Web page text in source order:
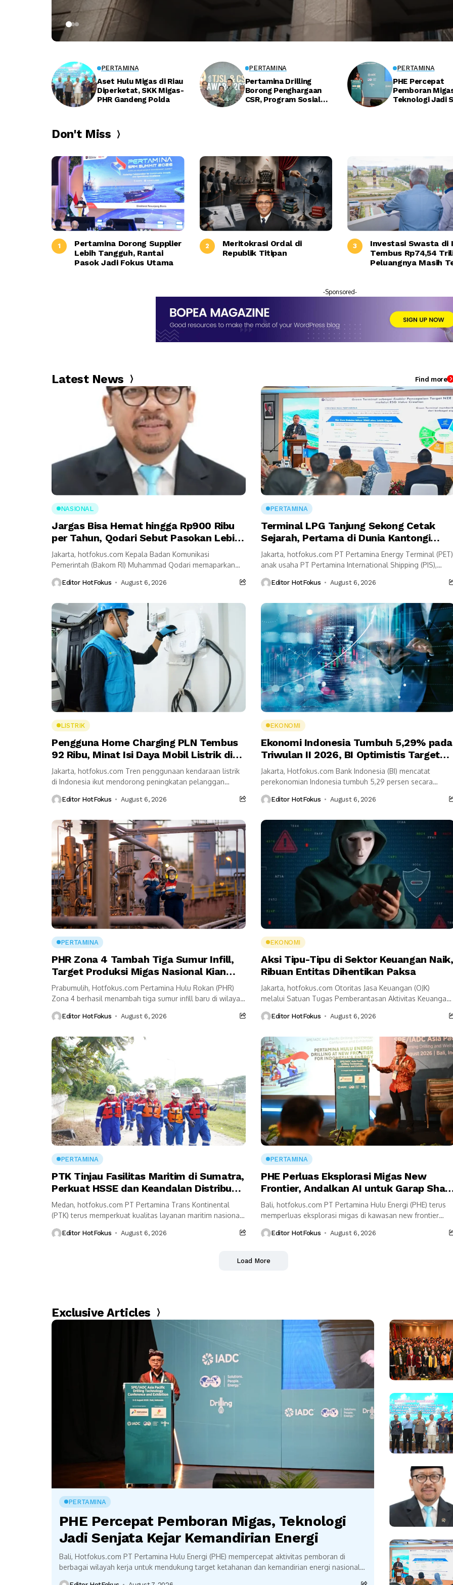
PERTAMINA
Aset Hulu Migas di Riau
Diperketat, SKK Migas-
PHR Gandeng Polda
PERTAMINA
Pertamina Drilling
Borong Penghargaan
CSR, Program Sosial
PERTAMINA
PHE Percepat
Pemboran
Teknologi Jadi
Don't Miss
Pertamina Dorong Supplier
Lebih Tangguh, Rantai
Pasok Jadi Fokus Utama
Meritokrasi Ordal di
Republik Titipan
Investasi Swasta di
Tembus Rp74,54
Peluangnya Masih
-Sponsored-
Latest News Find more
NASIONAL
Jargas Bisa Hemat hingga Rp900 Ribu
per Tahun, Qodari Sebut Pasokan Lebih
Praktis
Jakarta, hotfokus.com Kepala Badan Komunikasi
Pemerintah (Bakom RI) Muhammad Qodari memaparkan
Rumah Tangga (Jargas). Menurutnya, layanan...
Editor HotFokus August 6, 2026
PERTAMINA
Terminal LPG Tanjung Sekong Cetak
Sejarah, Pertama di Dunia Kantongi
Sertifikasi Green Terminal
Jakarta, hotfokus.com PT Pertamina Energy Terminal
anak usaha PT Pertamina International Shipping (PIS),
Sekong. Fasilitas...
Editor HotFokus August 6, 2026
LISTRIK
Pengguna Home Charging PLN Tembus
92 Ribu, Minat Isi Daya Mobil Listrik di
Rumah Terus Naik
Jakarta, hotfokus.com Tren penggunaan kendaraan listrik
di Indonesia ikut mendorong peningkatan pelanggan
(Persero). Sepanjang Semester...
Editor HotFokus August 6, 2026
EKONOMI
Ekonomi Indonesia Tumbuh 5,29% pada
Triwulan II 2026, BI Optimistis Target
Tahunan Tercapai
Jakarta, Hotfokus.com Bank Indonesia (BI) mencatat
perekonomian Indonesia tumbuh 5,29 persen secara
lebih rendah...
Editor HotFokus August 6, 2026
PERTAMINA
PHR Zona 4 Tambah Tiga Sumur Infill,
Target Produksi Migas Nasional Kian
Terdongkrak
Prabumulih, Hotfokus.com Pertamina Hulu Rokan (PHR)
Zona 4 berhasil menambah tiga sumur infill baru di wilayah
Editor HotFokus August 6, 2026
EKONOMI
Aksi Tipu-Tipu di Sektor Keuangan
Ribuan Entitas Dihentikan Paksa
Jakarta, hotfokus.com Otoritas Jasa Keuangan (OJK)
melalui Satuan Tugas Pemberantasan Aktivitas Keuangan
terhadap maraknya penipuan digital. Sepanjang...
Editor HotFokus August 6, 2026
PERTAMINA
PTK Tinjau Fasilitas Maritim di Sumatra,
Perkuat HSSE dan Keandalan Distribusi
Energi
Medan, hotfokus.com PT Pertamina Trans Kontinental
(PTK) terus memperkuat kualitas layanan maritim nasional
manajemen ke sejumlah...
Editor HotFokus August 6, 2026
PERTAMINA
PHE Perluas Eksplorasi Migas New
Frontier, Andalkan AI untuk Garap
Oil dan Deepwater
Bali, hotfokus.com PT Pertamina Hulu Energi (PHE) terus
memperluas eksplorasi migas di kawasan new frontier
Fokus pengembangan...
Editor HotFokus August 6, 2026
Load More
Exclusive Articles
PERTAMINA
PHE Percepat Pemboran Migas, Teknologi
Jadi Senjata Kejar Kemandirian Energi
Bali, Hotfokus.com PT Pertamina Hulu Energi (PHE) mempercepat aktivitas pemboran di
berbagai wilayah kerja untuk mendukung target ketahanan dan kemandirian energi nasional.